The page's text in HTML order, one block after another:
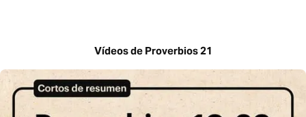
Vídeos de Proverbios 21